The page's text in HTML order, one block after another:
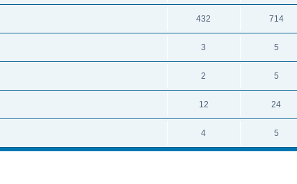
432 714
3 5
2 5
12 24
4 5